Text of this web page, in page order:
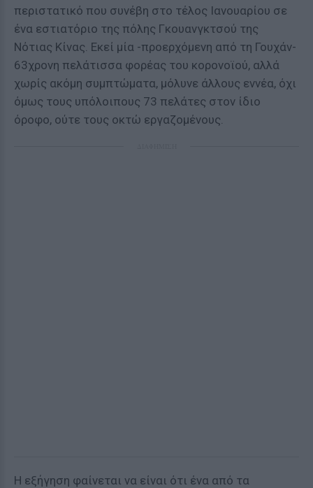
περιστατικό που συνέβη στο τέλος Ιανουαρίου σε
ένα εστιατόριο της πόλης Γκουανγκτσού της
Νότιας Κίνας. Εκεί μία -προερχόμενη από τη Γουχάν-
63χρονη πελάτισσα φορέας του κορονοϊού, αλλά
χωρίς ακόμη συμπτώματα, μόλυνε άλλους εννέα, όχι
όμως τους υπόλοιπους 73 πελάτες στον ίδιο
όροφο, ούτε τους οκτώ εργαζομένους.
Η εξήγηση φαίνεται να είναι ότι ένα από τα